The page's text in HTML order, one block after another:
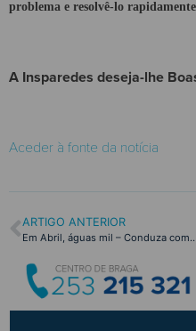
problema e resolvê-lo
A Insparedes deseja-lhe
Aceder à fonte da notícia
ARTIGO ANTERIOR
Em Abril, águas mil –